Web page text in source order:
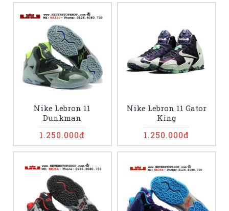
Nike Lebron 11
Dunkman
1.250.000đ
Nike Lebron 11 Gator
King
1.250.000đ